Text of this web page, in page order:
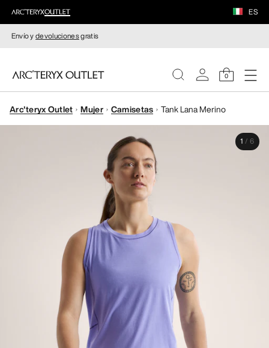
ES
Envío ydevolucionesgratis
0
MUJERE
Arc'teryx Outlet Mujer Camisetas Tank Lana Merino
1 / 6